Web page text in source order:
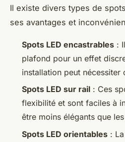
Il existe divers types de
ses avantages et
Spots LED encastrables :
plafond pour un effet
installation peut nécessiter
Spots LED sur rail : Ces
flexibilité et sont faciles à
être moins élégants que
Spots LED orientables :